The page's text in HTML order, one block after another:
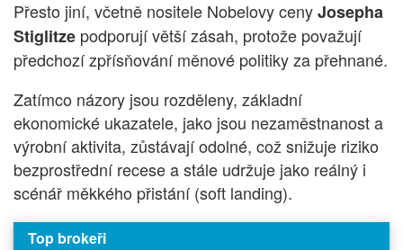
Přesto jiní, včetně nositele Nobelovy cenyJosepha
Stiglitze podporují větší zásah, protože považují
předchozí zpřísňování měnové politiky za přehnané.
Zatímco názory jsou rozděleny, základní
ekonomické ukazatele, jako jsou nezaměstnanost a
výrobní aktivita, zůstávají odolné, což snižuje riziko
bezprostřední recese a stále udržuje jako reálný i
scénář měkkého přistání (soft landing).
Top brokeři